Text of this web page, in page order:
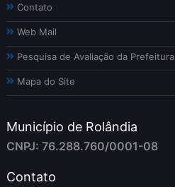
Contato
Web Mail
Pesquisa de Avaliação da Prefeitura
Mapa do Site
Município de Rolândia
CNPJ: 76.288.760/0001-08
Contato